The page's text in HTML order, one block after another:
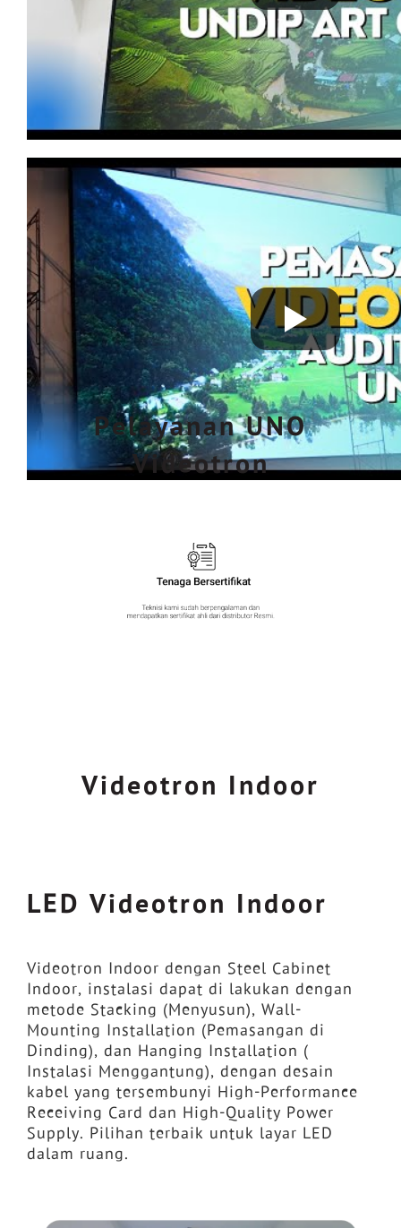
Pelayanan UNO
Videotron
Videotron Indoor
LED Videotron Indoor
Videotron Indoor dengan Steel Cabinet
Indoor, instalasi dapat di lakukan dengan
metode Stacking (Menyusun), Wall-
Mounting Installation (Pemasangan di
Dinding), dan Hanging Installation (
Instalasi Menggantung), dengan desain
kabel yang tersembunyi High-Performance
Receiving Card dan High-Quality Power
Supply. Pilihan terbaik untuk layar LED
dalam ruang.